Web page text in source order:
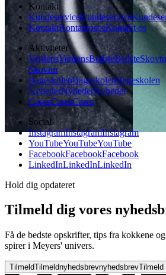
Kontakt
KundeserviceKundeservice
KontaktKontaktososKontakt os
Aktiviteter
VerdensVerdensBedsteBedste
Skovtur
BageskolenBageskolenBageskolen
NyhederNyhederNyheder
CasesCasesCases
Social
InstagramInstagramInstagram
YouTubeYouTubeYouTube
FacebookFacebookFacebook
LinkedInLinkedInLinkedIn
Hold dig opdateret
Tilmeld dig vores
Få de bedste opskrifter, tips fra kokkene
spirer i Meyers' univers.
TilmeldTilmeldnyhedsbrevnyhedsbrevTilmeld